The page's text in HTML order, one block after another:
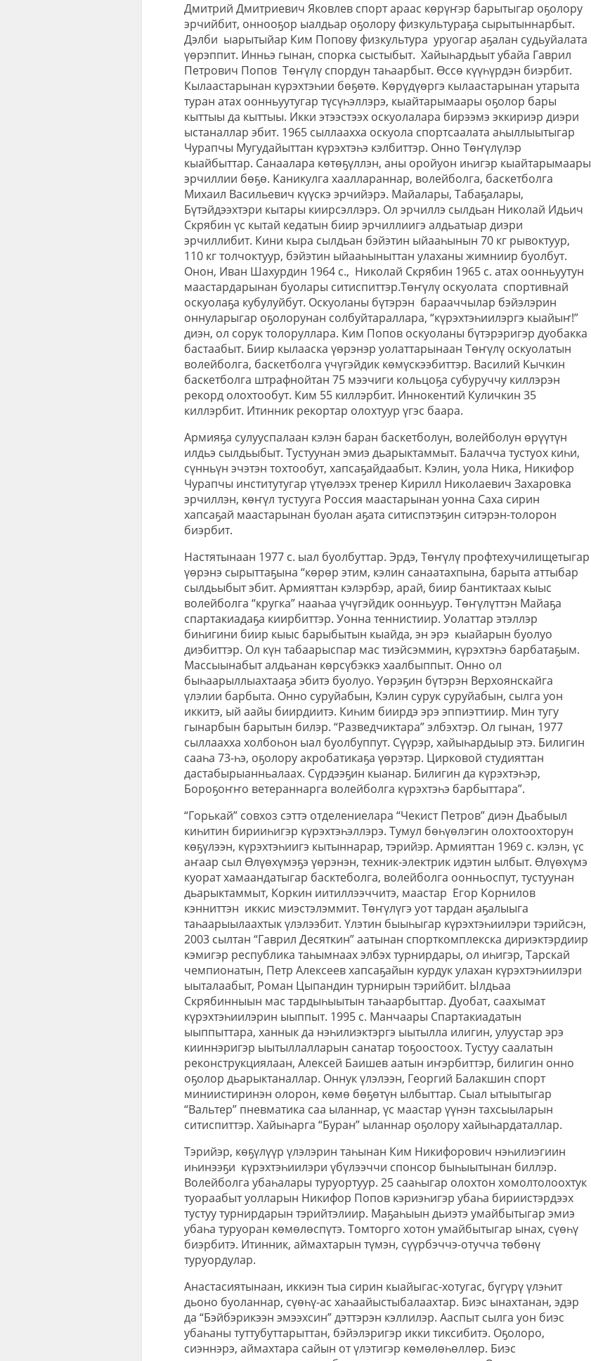
Дмитрий Дмитриевич Яковлев спорт араас көрүҥэр барытыгар оҕолору
эрчийбит, оннооҕор ыалдьар оҕолору физкультураҕа сырытыннарбыт.
Дэлби ыарытыйар Ким Попову физкультура уруогар аҕалан судьуйалата
үөрэппит. Инньэ гынан, спорка сыстыбыт. Хайыһардьыт убайа Гаврил
Петрович Попов Төҥүлү спордун таһаарбыт. Өссө күүһүрдэн биэрбит.
Кылаастарынан күрэхтэһии бөҕөтө. Көрүдүөргэ кылаастарынан утарыта
туран атах оонньуутугар түсүһэллэрэ, кыайтарымаары оҕолор бары
кыттыы да кыттыы. Икки этээстээх оскуолалара бирээмэ эккириэр диэри
ыстаналлар эбит. 1965 сыллаахха оскуола спортсаалата аһыллыытыгар
Чурапчы Мугудайыттан күрэхтэһэ кэлбиттэр. Онно Төҥүлүлэр
кыайбыттар. Санаалара көтөҕүллэн, аны оройуон иһигэр кыайтарымаары
эрчиллии бөҕө. Каникулга хааллараннар, волейболга, баскетболга
Михаил Васильевич күүскэ эрчийэрэ. Майалары, Табаҕалары,
Бүтэйдээхтэри кытары киирсэллэрэ. Ол эрчиллэ сылдьан Николай Идьич
Скрябин үс кытай кедатын биир эрчиллиигэ алдьатыар диэри
эрчиллибит. Кини кыра сылдьан бэйэтин ыйааһынын 70 кг рывоктуур,
110 кг толчоктуур, бэйэтин ыйааһыныттан улаханы жимниир буолбут.
Онон, Иван Шахурдин 1964 с., Николай Скрябин 1965 с. атах оонньуутун
маастардарынан буолары ситиспиттэр.Төҥүлү оскуолата спортивнай
оскуолаҕа кубулуйбут. Оскуоланы бүтэрэн барааччылар бэйэлэрин
оннуларыгар оҕолорунан солбуйтараллара, “күрэхтэһиилэргэ кыайыҥ!”
диэн, ол сорук толоруллара. Ким Попов оскуоланы бүтэрэригэр дуобакка
бастаабыт. Биир кылааска үөрэнэр уолаттарынаан Төҥүлү оскуолатын
волейболга, баскетболга үчүгэйдик көмүскээбиттэр. Василий Кычкин
баскетболга штрафнойтан 75 мээчиги кольцоҕа субуруччу киллэрэн
рекорд олохтообут. Ким 55 киллэрбит. Иннокентий Куличкин 35
киллэрбит. Итинник рекортар олохтуур үгэс баара.
Армияҕа сулууспалаан кэлэн баран баскетболун, волейболун өрүүтүн
илдьэ сылдьыбыт. Тустуунан эмиэ дьарыктаммыт. Балачча тустуох киһи,
сүнньүн эчэтэн тохтообут, хапсаҕайдаабыт. Кэлин, уола Ника, Никифор
Чурапчы институтугар үтүөлээх тренер Кирилл Николаевич Захаровка
эрчиллэн, көҥүл тустууга Россия маастарынан уонна Саха сирин
хапсаҕай маастарынан буолан аҕата ситиспэтэҕин ситэрэн-толорон
биэрбит.
Настятынаан 1977 с. ыал буолбуттар. Эрдэ, Төҥүлү профтехучилищетыгар
үөрэнэ сырыттаҕына “көрөр этим, кэлин санаатахпына, барыта аттыбар
сылдьыбыт эбит. Армияттан кэлэрбэр, арай, биир бантиктаах кыыс
волейболга “кругка” нааһаа үчүгэйдик оонньуур. Төҥүлүттэн Майаҕа
спартакиадаҕа киирбиттэр. Уонна теннистиир. Уолаттар этэллэр
биһигини биир кыыс барыбытын кыайда, эн эрэ кыайарын буолуо
диэбиттэр. Ол күн табаарыспар мас тиэйсэммин, күрэхтэһэ барбатаҕым.
Массыынабыт алдьанан көрсүбэккэ хаалбыппыт. Онно ол
быһаарыллыахтааҕа эбитэ буолуо. Үөрэҕин бүтэрэн Верхоянскайга
үлэлии барбыта. Онно суруйабын, Кэлин сурук суруйабын, сылга уон
иккитэ, ый аайы биирдиитэ. Киһим биирдэ эрэ эппиэттиир. Мин тугу
гынарбын барытын билэр. “Разведчиктара” элбэхтэр. Ол гынан, 1977
сыллаахха холбоһон ыал буолбуппут. Сүүрэр, хайыһардыыр этэ. Билигин
сааһа 73-һэ, оҕолору акробатикаҕа үөрэтэр. Цирковой студияттан
дастабырыанньалаах. Сүрдээҕин кыанар. Билигин да күрэхтэһэр,
Бороҕоҥҥо ветераннарга волейболга күрэхтэһэ барбыттара”.
“Горькай” совхоз сэттэ отделениелара “Чекист Петров” диэн Дьабыыл
киһитин бирииһигэр күрэхтэһэллэрэ. Тумул бөһүөлэгин олохтоохторун
көҕүлээн, күрэхтэһиигэ кытыннарар, тэрийэр. Армияттан 1969 с. кэлэн, үс
аҥаар сыл Өлүөхүмэҕэ үөрэнэн, техник-электрик идэтин ылбыт. Өлүөхүмэ
куорат хамаандатыгар басктеболга, волейболга оонньоспут, тустуунан
дьарыктаммыт, Коркин иитиллээччитэ, маастар Егор Корнилов
кэнниттэн иккис миэстэлэммит. Төҥүлүгэ уот тардан аҕалыыга
таһаарыылаахтык үлэлээбит. Үлэтин быыһыгар күрэхтэһиилэри тэрийсэн,
2003 сылтан “Гаврил Десяткин” аатынан спорткомплекска дириэктэрдиир
кэмигэр республика таһымнаах элбэх турнирдары, ол иһигэр, Тарскай
чемпионатын, Петр Алексеев хапсаҕайын курдук улахан күрэхтэһиилэри
ыыталаабыт, Роман Цыпандин турнирын тэрийбит. Ылдьаа
Скрябинныын мас тардыһыытын таһаарбыттар. Дуобат, саахымат
күрэхтэһиилэрин ыыппыт. 1995 с. Манчаары Спартакиадатын
ыыппыттара, ханнык да нэһилиэктэргэ ыытылла илигин, улуустар эрэ
кииннэригэр ыытыллалларын санатар тоҕоостоох. Тустуу саалатын
реконструкциялаан, Алексей Баишев аатын иҥэрбиттэр, билигин онно
оҕолор дьарыктаналлар. Оннук үлэлээн, Георгий Балакшин спорт
миниистиринэн олорон, көмө бөҕөтүн ылбыттар. Сыал ытыытыгар
“Вальтер” пневматика саа ыланнар, үс маастар үүнэн тахсыыларын
ситиспиттэр. Хайыһарга “Буран” ыланнар оҕолору хайыһардаталлар.
Тэрийэр, көҕүлүүр үлэлэрин таһынан Ким Никифорович нэһилиэгиин
иһинээҕи күрэхтэһиилэри үбүлээччи спонсор быһыытынан биллэр.
Волейболга убаһалары туруортуур. 25 сааһыгар олохтон хомолтолоохтук
туораабыт уолларын Никифор Попов кэриэһигэр убаһа бириистэрдээх
тустуу турнирдарын тэрийтэлиир. Маҕаһыын дьиэтэ умайбытыгар эмиэ
убаһа туруоран көмөлөспүтэ. Томторго хотон умайбытыгар ынах, сүөһү
биэрбитэ. Итинник, аймахтарын түмэн, сүүрбэччэ-отучча төбөнү
туруордулар.
Анастасиятынаан, иккиэн тыа сирин кыайыгас-хотугас, бүгүрү үлэһит
дьоно буоланнар, сүөһү-ас хаһаайыстыбалаахтар. Биэс ынахтанан, эдэр
да “Бэйбэрикээн эмээхсин” дэттэрэн кэллилэр. Ааспыт сылга уон биэс
убаһаны туттубуттарыттан, бэйэлэригэр икки тиксибитэ. Оҕолоро,
сиэннэрэ, аймахтара сайын от үлэтигэр көмөлөһөллөр. Биэс